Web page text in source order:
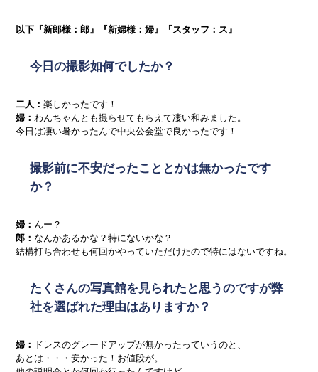
以下『新郎様：郎』『新婦様：婦』『スタッフ：ス』
今日の撮影如何でしたか？
二人：楽しかったです！
婦： わんちゃんとも撮らせてもらえて凄い和みました。
今日は凄い暑かったんで中央公会堂で良かったです！
撮影前に不安だったこととかは無かったです
か？
婦： んー？
郎：なんかあるかな？特にないかな？
結構打ち合わせも何回かやっていただけたので特にはないですね。
たくさんの写真館を見られたと思うのですが弊
社を選ばれた理由はありますか？
婦： ドレスのグレードアップが無かったっていうのと、
あとは・・・安かった！お値段が。